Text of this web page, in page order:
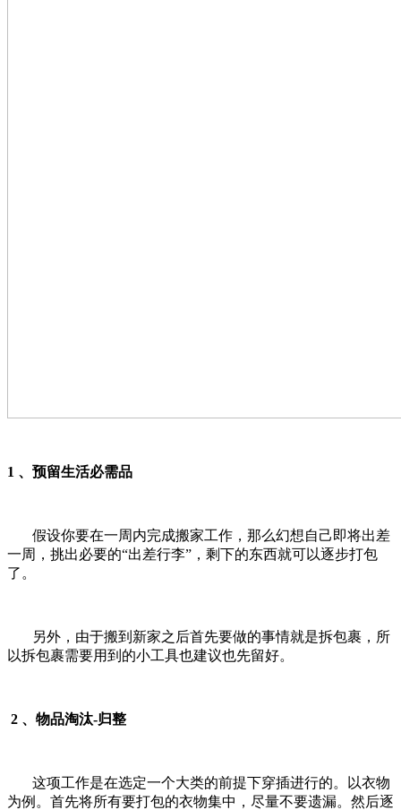
1 、预留生活必需品
假设你要在一周内完成搬家工作，那么幻想自己即将出差
一周，挑出必要的“出差行李”，剩下的东西就可以逐步打包
了。
另外，由于搬到新家之后首先要做的事情就是拆包裹，所
以拆包裹需要用到的小工具也建议也先留好。
2 、物品淘汰-归整
这项工作是在选定一个大类的前提下穿插进行的。以衣物
为例。首先将所有要打包的衣物集中，尽量不要遗漏。然后逐